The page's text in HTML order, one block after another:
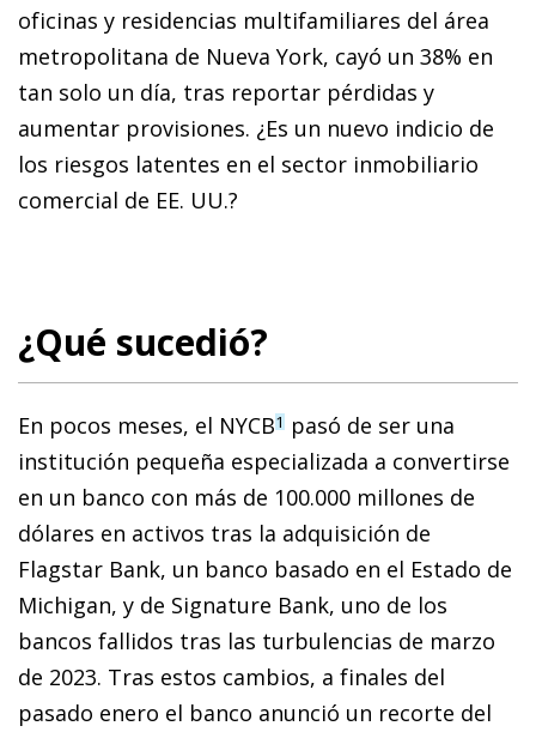
oficinas y residencias multifamiliares del área
metropolitana de Nueva York, cayó un 38% en
tan solo un día, tras reportar pérdidas y
aumentar provisiones. ¿Es un nuevo indicio de
los riesgos latentes en el sector inmobiliario
comercial de EE. UU.?
¿Qué sucedió?
En pocos meses, el NYCB1 pasó de ser una
institución pequeña especializada a convertirse
en un banco con más de 100.000 millones de
dólares en activos tras la adquisición de
Flagstar Bank, un banco basado en el Estado de
Michigan, y de Signature Bank, uno de los
bancos fallidos tras las turbulencias de marzo
de 2023. Tras estos cambios, a finales del
pasado enero el banco anunció un recorte del